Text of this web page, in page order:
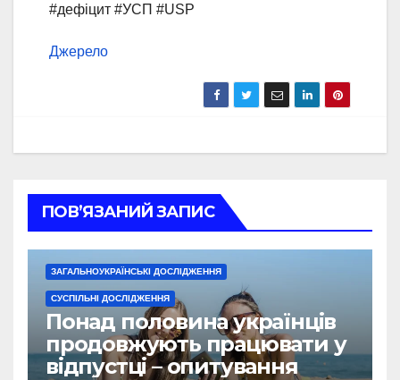
#дефіцит #УСП #USP
Джерело
ПОВ’ЯЗАНИЙ ЗАПИС
ЗАГАЛЬНОУКРАЇНСЬКІ ДОСЛІДЖЕННЯ
СУСПІЛЬНІ ДОСЛІДЖЕННЯ
Понад половина українців
продовжують працювати у
відпустці – опитування